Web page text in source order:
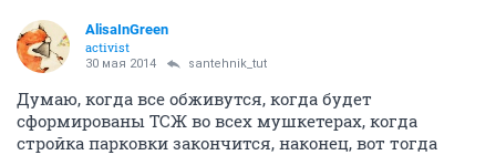
AlisaInGreen
activist
30 мая 2014 santehnik_tut
Думаю, когда все обживутся, когда будет
сформированы ТСЖ во всех мушкетерах, когда
стройка парковки закончится, наконец, вот тогда